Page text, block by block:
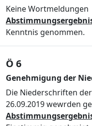
Keine Wortmeldungen
Kenntnis genommen.
Ö 6
Genehmigung der
Die Niederschriften
26.09.2019 wewrden